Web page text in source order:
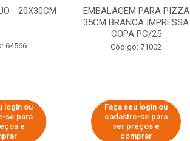
- 20X30CM
64566
login ou
se para
e
EMBALAGEM PARA PIZZA
35CM BRANCA IMPRESSA
COPA PC/25
Código: 71002
Faça seu login ou
cadastre-se para
ver preços e
comprar